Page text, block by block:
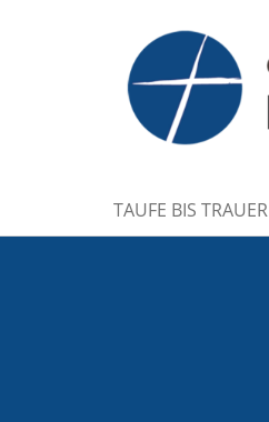
TAUFE BIS TRAUER